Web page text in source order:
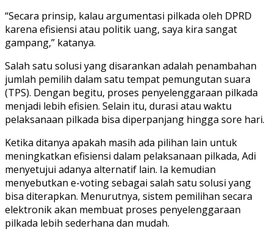
“Secara prinsip, kalau argumentasi pilkada oleh DPRD
karena efisiensi atau politik uang, saya kira sangat
gampang,” katanya.
Salah satu solusi yang disarankan adalah penambahan
jumlah pemilih dalam satu tempat pemungutan suara
(TPS). Dengan begitu, proses penyelenggaraan pilkada
menjadi lebih efisien. Selain itu, durasi atau waktu
pelaksanaan pilkada bisa diperpanjang hingga sore hari.
Ketika ditanya apakah masih ada pilihan lain untuk
meningkatkan efisiensi dalam pelaksanaan pilkada, Adi
menyetujui adanya alternatif lain. Ia kemudian
menyebutkan e-voting sebagai salah satu solusi yang
bisa diterapkan. Menurutnya, sistem pemilihan secara
elektronik akan membuat proses penyelenggaraan
pilkada lebih sederhana dan mudah.